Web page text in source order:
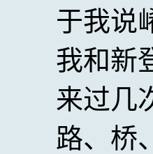
于我说
我和新
来过几
路、桥